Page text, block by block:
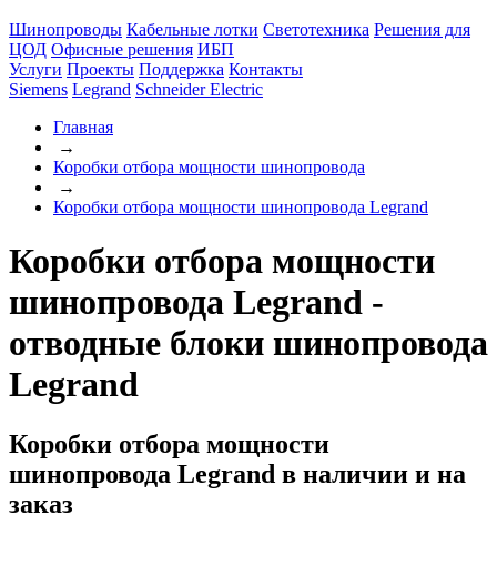
Шинопроводы Кабельные лотки Светотехника Решения для
ЦОД Офисные решения ИБП
Услуги Проекты Поддержка Контакты
Siemens Legrand Schneider Electric
Главная
→
Коробки отбора мощности шинопровода
→
Коробки отбора мощности шинопровода Legrand
Коробки отбора мощности
шинопровода Legrand -
отводные блоки шинопровода
Legrand
Коробки отбора мощности
шинопровода Legrand в наличии и на
заказ